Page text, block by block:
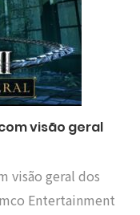
visão geral
visão geral dos
Entertainment